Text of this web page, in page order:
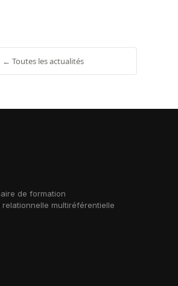
← Toutes les actualités
de formation
multiréférentielle